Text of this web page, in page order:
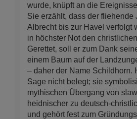
wurde, knüpft an die
Sie erzählt, dass der fliehende
Albrecht bis zur Havel verfolgt
in höchster Not den
Gerettet, soll er zum Dank
einem Baum auf der
– daher der Name Schildhorn.
Sage nicht belegt; sie
mythischen Übergang von
heidnischer zu deutsch-
und gehört fest zum